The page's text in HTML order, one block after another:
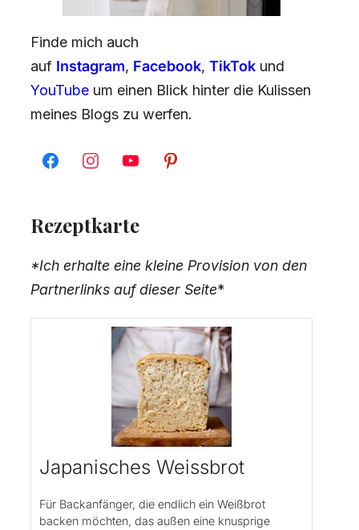
Finde mich auch
auf Instagram, Facebook, TikTok und
YouTube um einen Blick hinter die Kulissen
meines Blogs zu werfen.
Rezeptkarte
*Ich erhalte eine kleine Provision von den
Partnerlinks auf dieser Seite*
Japanisches Weissbrot
Für Backanfänger, die endlich ein Weißbrot
backen möchten, das außen eine knusprige